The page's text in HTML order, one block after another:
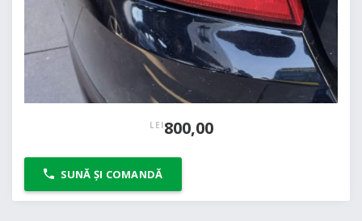
LEI800,00
SUNĂ ȘI COMANDĂ